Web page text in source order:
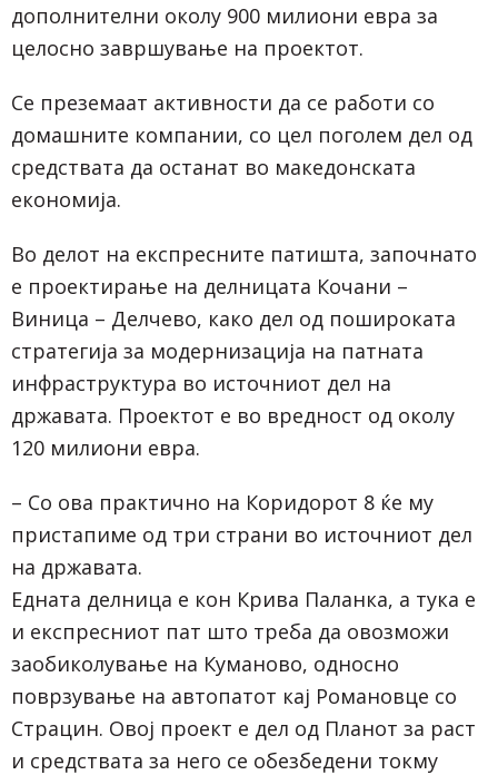
дополнителни околу 900 милиони евра за
целосно завршување на проектот.
Се преземаат активности да се работи со
домашните компании, со цел поголем дел од
средствата да останат во македонската
економија.
Во делот на експресните патишта, започнато
е проектирање на делницата Кочани –
Виница – Делчево, како дел од пошироката
стратегија за модернизација на патната
инфраструктура во источниот дел на
државата. Проектот е во вредност од околу
120 милиони евра.
– Со ова практично на Коридорот 8 ќе му
пристапиме од три страни во источниот дел
на државата.
Едната делница е кон Крива Паланка, а тука е
и експресниот пат што треба да овозможи
заобиколување на Куманово, односно
поврзување на автопатот кај Романовце со
Страцин. Овој проект е дел од Планот за раст
и средствата за него се обезбедени токму